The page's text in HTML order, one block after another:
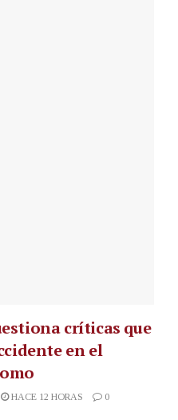
críticas que
en el
HACE 12 HORAS 0